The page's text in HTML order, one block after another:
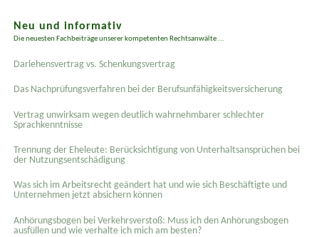
Neu und informativ
Die neuesten Fachbeiträge unserer kompetenten Rechtsanwälte ...
Darlehensvertrag vs. Schenkungsvertrag
Das Nachprüfungsverfahren bei der Berufsunfähigkeitsversicherung
Vertrag unwirksam wegen deutlich wahrnehmbarer schlechter
Sprachkenntnisse
Trennung der Eheleute: Berücksichtigung von Unterhaltsansprüchen bei
der Nutzungsentschädigung
Was sich im Arbeitsrecht geändert hat und wie sich Beschäftigte und
Unternehmen jetzt absichern können
Anhörungsbogen bei Verkehrsverstoß: Muss ich den Anhörungsbogen
ausfüllen und wie verhalte ich mich am besten?